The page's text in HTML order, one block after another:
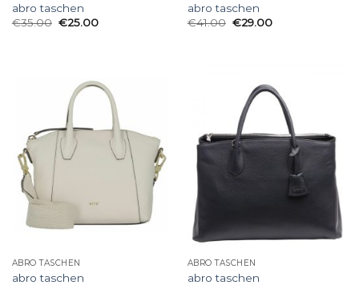
abro taschen
€35.00 €25.00
abro taschen
€41.00 €29.00
ABRO TASCHEN
abro taschen
ABRO TASCHEN
abro taschen